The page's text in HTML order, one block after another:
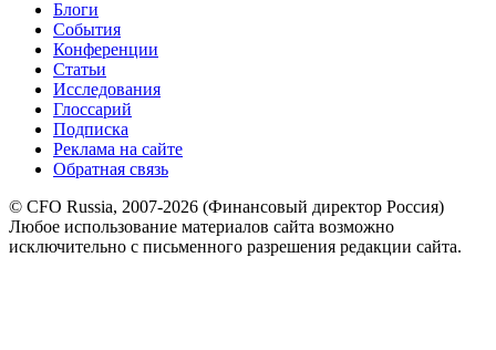
Блоги
События
Конференции
Статьи
Исследования
Глоссарий
Подписка
Реклама на сайте
Обратная связь
© CFO Russia, 2007-2026 (Финансовый директор Россия)
Любое использование материалов сайта возможно
исключительно с письменного разрешения редакции сайта.